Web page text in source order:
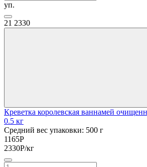
уп.
21 2330
Креветка королевская ваннамей
0.5 кг
Средний вес упаковки: 500 г
1165Р
2330Р/кг